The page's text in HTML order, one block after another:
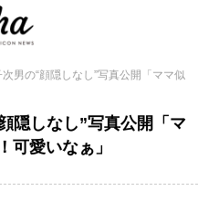
男の“顔隠しなし”写真公開「ママ似
隠しなし”写真公開「マ
可愛いなぁ」